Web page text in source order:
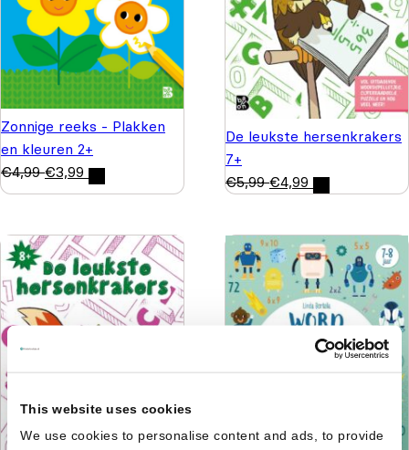
This website uses cookies
We use cookies to personalise content and ads, to provide
Zonnige reeks - Plakken
en kleuren 2+
€4,99 €3,99
De leukste hersenkrakers
7+
€5,99 €4,99